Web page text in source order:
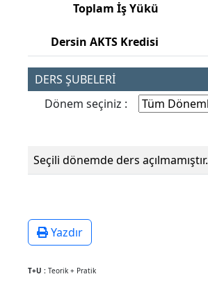
Toplam İş Yükü
Dersin AKTS Kredisi
DERS ŞUBELERİ
Dönem seçiniz :
Seçili dönemde ders açılmamıştır.
Yazdır
T+U : Teorik + Pratik